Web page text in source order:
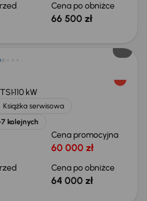
Cena po obniżce
66 500 zł
110 kW
Książka serwisowa
kolejnych
Cena promocyjna
60 000 zł
Cena po obniżce
64 000 zł